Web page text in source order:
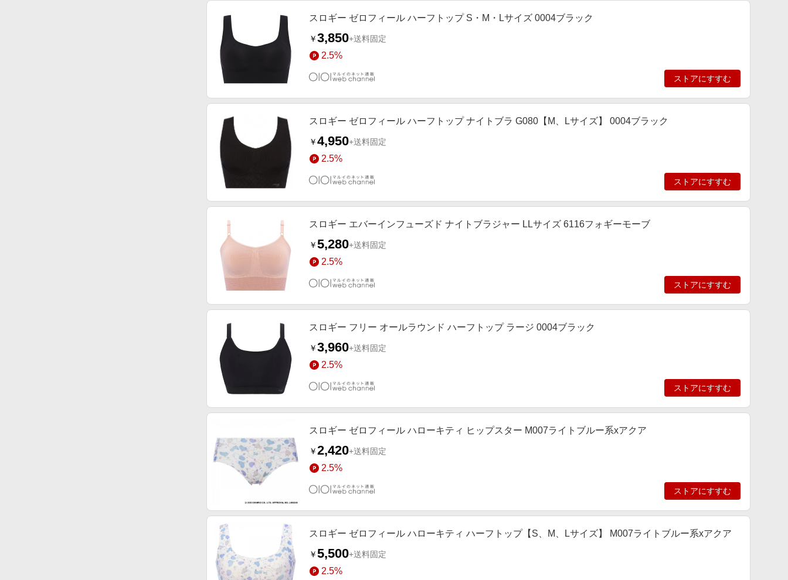
スロギー ゼロフィール ハーフトップ S・M・Lサイズ 0004ブラック
￥3,850+送料固定
2.5%
ストアにすすむ
スロギー ゼロフィール ハーフトップ ナイトブラ G080【M、Lサイズ】 0004ブラック
￥4,950+送料固定
2.5%
ストアにすすむ
スロギー エバーインフューズド ナイトブラジャー LLサイズ 6116フォギーモーブ
￥5,280+送料固定
2.5%
ストアにすすむ
スロギー フリー オールラウンド ハーフトップ ラージ 0004ブラック
￥3,960+送料固定
2.5%
ストアにすすむ
スロギー ゼロフィール ハローキティ ヒップスター M007ライトブルー系xアクア
￥2,420+送料固定
2.5%
ストアにすすむ
スロギー ゼロフィール ハローキティ ハーフトップ【S、M、Lサイズ】 M007ライトブルー系xアクア
￥5,500+送料固定
2.5%